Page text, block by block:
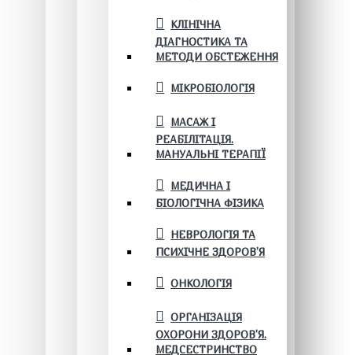
КЛІНІЧНА
ДІАГНОСТИКА ТА
МЕТОДИ ОБСТЕЖЕННЯ
МІКРОБІОЛОГІЯ
МАСАЖ І
РЕАБІЛІТАЦІЯ.
МАНУАЛЬНІ ТЕРАПІЇ
МЕДИЧНА І
БІОЛОГІЧНА ФІЗИКА
НЕВРОЛОГІЯ ТА
ПСИХІЧНЕ ЗДОРОВ’Я
ОНКОЛОГІЯ
ОРГАНІЗАЦІЯ
ОХОРОНИ ЗДОРОВ'Я.
МЕДСЕСТРИНСТВО